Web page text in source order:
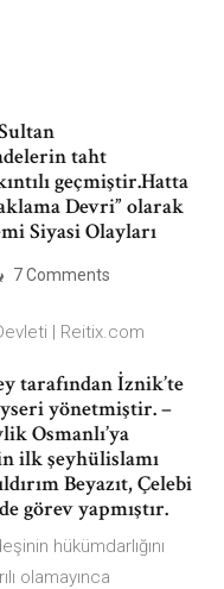
taht
geçmiştir.Hatta
Devri” olarak
Siyasi Olayları
7 Comments
| Reitix.com
tarafından İznik’te
yönetmiştir. –
Osmanlı’ya
ilk şeyhülislamı
Beyazıt, Çelebi
görev yapmıştır.
hükümdarlığını
olamayınca